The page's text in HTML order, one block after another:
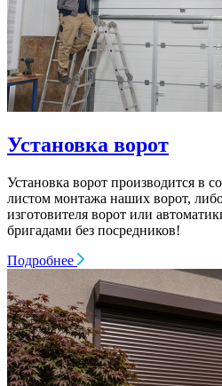
Установка ворот
Установка ворот производится в
листом монтажа наших ворот,
изготовителя ворот или
бригадами без посредников!
Подробнее